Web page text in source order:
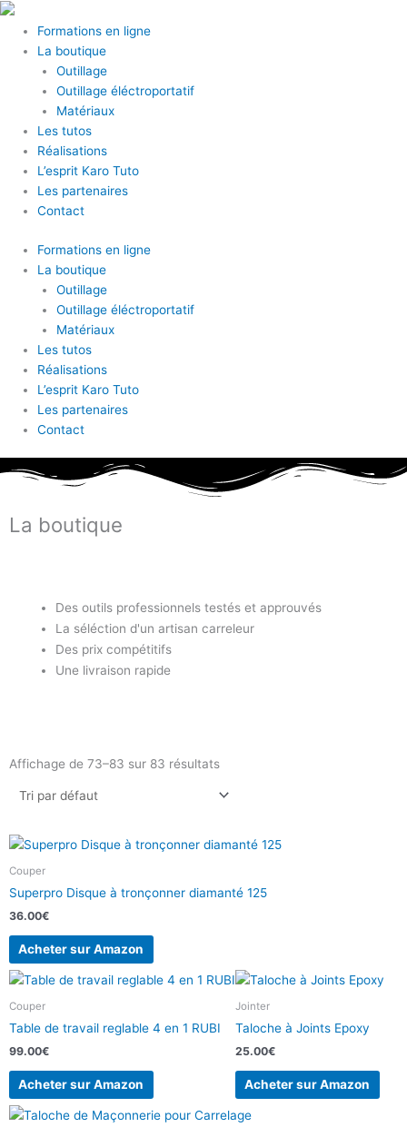
Aller
contenu
Formations en ligne
La boutique
Outillage
Outillage éléctroportatif
Matériaux
Les tutos
Réalisations
L’esprit Karo Tuto
Les partenaires
Contact
Formations en ligne
La boutique
Outillage
Outillage éléctroportatif
Matériaux
Les tutos
Réalisations
L’esprit Karo Tuto
Les partenaires
Contact
La boutique
Des outils professionnels testés et approuvés
La séléction d'un artisan carreleur
Des prix compétitifs
Une livraison rapide
Affichage de 73–83 sur 83 résultats
Couper
Superpro Disque à tronçonner diamanté 125
36.00€
Acheter sur Amazon
Couper
Table de travail reglable 4 en 1 RUBI
99.00€
Acheter sur Amazon
Jointer
Taloche à Joints Epoxy
25.00€
Acheter sur Amazon